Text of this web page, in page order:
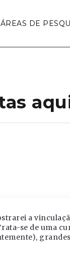
ÁREAS DE
a
se de uma